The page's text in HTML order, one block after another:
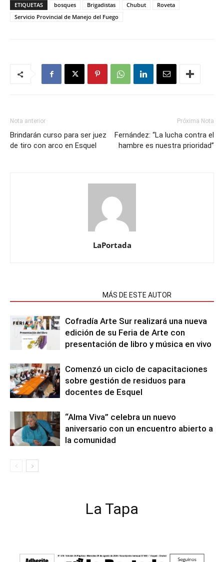
ETIQUETAS bosques Brigadistas Chubut
Roveta
Servicio Provincial de Manejo del Fuego
Nota anterior
Brindarán curso para ser juez
de tiro con arco en Esquel
Próxima Nota
Fernández: “La lucha contra el
hambre es nuestra prioridad”
LaPortada
MÁS DE ESTE AUTOR
Cofradía Arte Sur realizará una nueva
edición de su Feria de Arte con
presentación de libro y música en vivo
Comenzó un ciclo de capacitaciones
sobre gestión de residuos para
docentes de Esquel
“Alma Viva” celebra un nuevo
aniversario con un encuentro abierto a
la comunidad
La Tapa